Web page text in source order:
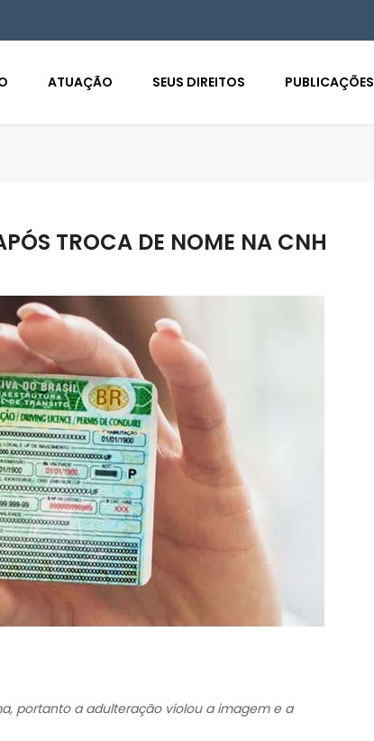
ATUAÇÃO SEUS DIREITOS PUBLICAÇÕES
TROCA DE NOME NA CNH
portanto a adulteração violou a imagem e a